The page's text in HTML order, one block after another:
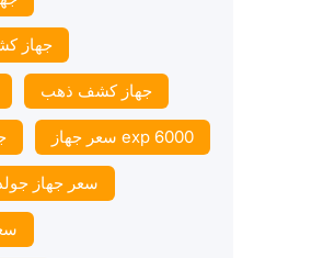
جهاز
جهاز كشف ذهب
سعر جهاز exp 6000
سعر جهاز